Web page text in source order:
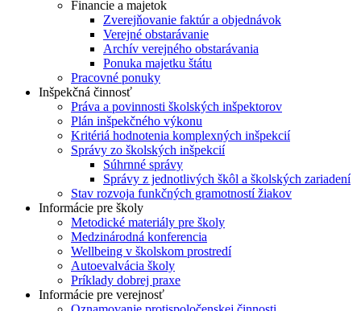
Financie a majetok
Zverejňovanie faktúr a objednávok
Verejné obstarávanie
Archív verejného obstarávania
Ponuka majetku štátu
Pracovné ponuky
Inšpekčná činnosť
Práva a povinnosti školských inšpektorov
Plán inšpekčného výkonu
Kritériá hodnotenia komplexných inšpekcií
Správy zo školských inšpekcií
Súhrnné správy
Správy z jednotlivých škôl a školských zariadení
Stav rozvoja funkčných gramotností žiakov
Informácie pre školy
Metodické materiály pre školy
Medzinárodná konferencia
Wellbeing v školskom prostredí
Autoevalvácia školy
Príklady dobrej praxe
Informácie pre verejnosť